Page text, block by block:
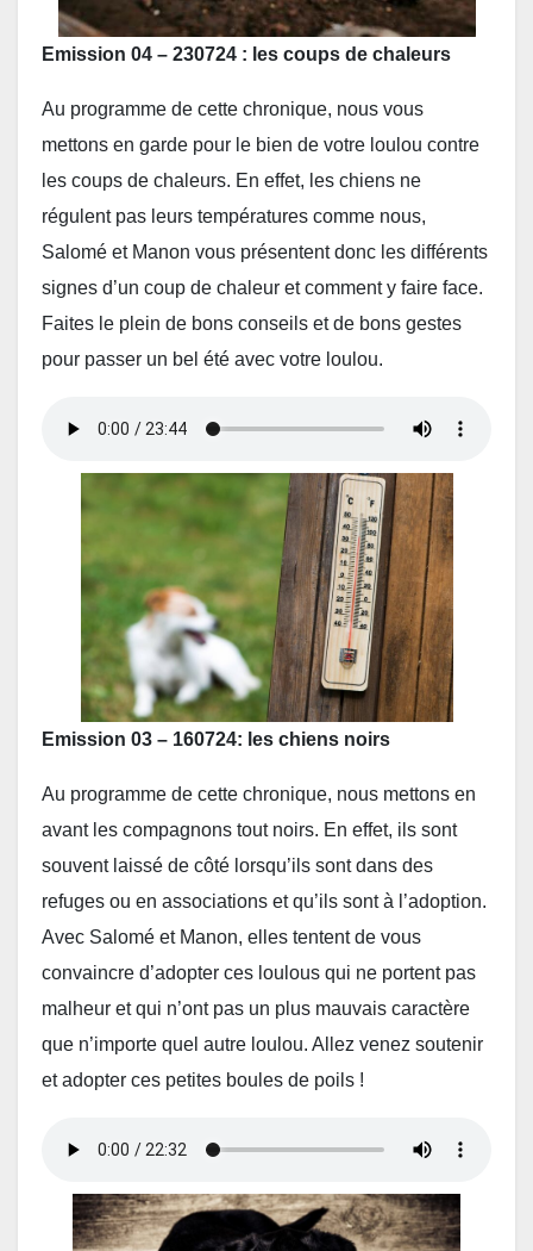
Emission 04 – 230724 : les coups de chaleurs
Au programme de cette chronique, nous vous
mettons en garde pour le bien de votre loulou contre
les coups de chaleurs. En effet, les chiens ne
régulent pas leurs températures comme nous,
Salomé et Manon vous présentent donc les différents
signes d’un coup de chaleur et comment y faire face.
Faites le plein de bons conseils et de bons gestes
pour passer un bel été avec votre loulou.
Emission 03 – 160724: les chiens noirs
Au programme de cette chronique, nous mettons en
avant les compagnons tout noirs. En effet, ils sont
souvent laissé de côté lorsqu’ils sont dans des
refuges ou en associations et qu’ils sont à l’adoption.
Avec Salomé et Manon, elles tentent de vous
convaincre d’adopter ces loulous qui ne portent pas
malheur et qui n’ont pas un plus mauvais caractère
que n’importe quel autre loulou. Allez venez soutenir
et adopter ces petites boules de poils !